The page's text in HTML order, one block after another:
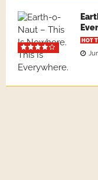
HOT